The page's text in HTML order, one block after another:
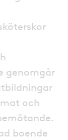
genomgår
och
boende